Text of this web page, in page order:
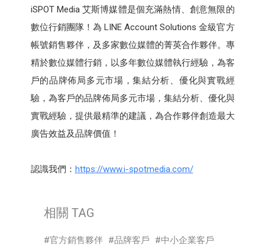
iSPOT Media 艾斯博媒體是個充滿熱情、創意無限的
數位行銷團隊！為 LINE Account Solutions 金級官方
帳號銷售夥伴，及多家數位媒體的菁英合作夥伴。專
精於數位媒體行銷，以多年數位媒體執行經驗，為客
戶的品牌佈局多元市場，集結分析、優化與實戰經
驗，為客戶的品牌佈局多元市場，集結分析、優化與
實戰經驗，提供最精準的建議，為合作夥伴創造最大
廣告效益及品牌價值！
認識我們： https://www.i-spotmedia.com/
相關 TAG
官方銷售夥伴 品牌客戶
中小企業客戶